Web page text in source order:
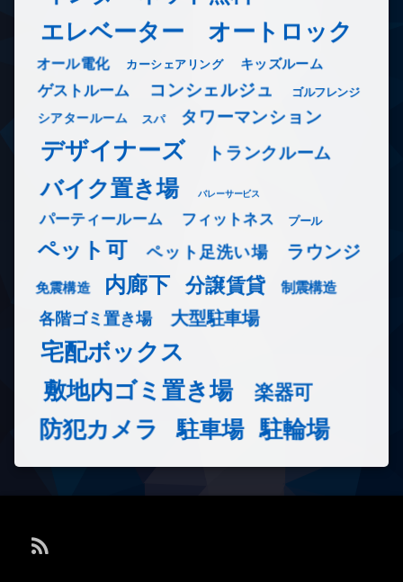
エレベーター オートロック
オール電化 カーシェアリング キッズルーム
ゲストルーム コンシェルジュ ゴルフレンジ
シアタールーム スパ タワーマンション
デザイナーズ トランクルーム
バイク置き場 バレーサービス
パーティールーム フィットネス プール
ペット可 ペット足洗い場 ラウンジ
免震構造 内廊下 分譲賃貸 制震構造
各階ゴミ置き場 大型駐車場
宅配ボックス
敷地内ゴミ置き場
楽器可
防犯カメラ 駐車場 駐輪場
RSS